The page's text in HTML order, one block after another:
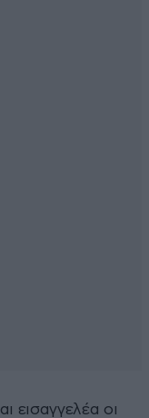
εισαγγελέα οι